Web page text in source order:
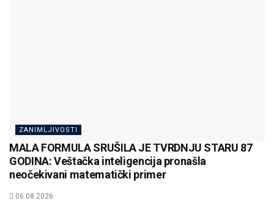
ZANIMLJIVOSTI
MALA FORMULA SRUŠILA JE TVRDNJU STARU 87
GODINA: Veštačka inteligencija pronašla
neočekivani matematički primer
06.08.2026